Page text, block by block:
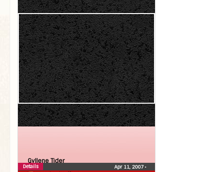
Gyllene Tider
Apr 11, 2007•
Details